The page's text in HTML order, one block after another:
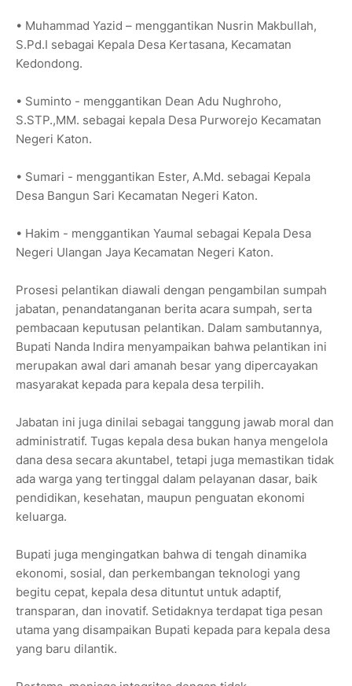
• Muhammad Yazid – menggantikan Nusrin Makbullah,
S.Pd.I sebagai Kepala Desa Kertasana, Kecamatan
Kedondong.
• Suminto - menggantikan Dean Adu Nughroho,
S.STP.,MM. sebagai kepala Desa Purworejo Kecamatan
Negeri Katon.
• Sumari - menggantikan Ester, A.Md. sebagai Kepala
Desa Bangun Sari Kecamatan Negeri Katon.
• Hakim - menggantikan Yaumal sebagai Kepala Desa
Negeri Ulangan Jaya Kecamatan Negeri Katon.
Prosesi pelantikan diawali dengan pengambilan sumpah
jabatan, penandatanganan berita acara sumpah, serta
pembacaan keputusan pelantikan. Dalam sambutannya,
Bupati Nanda Indira menyampaikan bahwa pelantikan ini
merupakan awal dari amanah besar yang dipercayakan
masyarakat kepada para kepala desa terpilih.
Jabatan ini juga dinilai sebagai tanggung jawab moral dan
administratif. Tugas kepala desa bukan hanya mengelola
dana desa secara akuntabel, tetapi juga memastikan tidak
ada warga yang tertinggal dalam pelayanan dasar, baik
pendidikan, kesehatan, maupun penguatan ekonomi
keluarga.
Bupati juga mengingatkan bahwa di tengah dinamika
ekonomi, sosial, dan perkembangan teknologi yang
begitu cepat, kepala desa dituntut untuk adaptif,
transparan, dan inovatif. Setidaknya terdapat tiga pesan
utama yang disampaikan Bupati kepada para kepala desa
yang baru dilantik.